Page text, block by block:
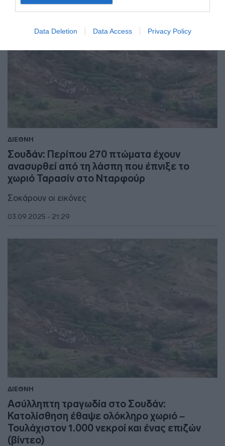
Data Deletion Data Access Privacy Policy
ΔΙΕΘΝΗ
Σουδάν: Περίπου 270 πτώματα έχουν
ανασυρθεί από τη λάσπη που έπνιξε το
χωριό Ταρασίν στο Νταρφούρ
Σοκάρουν οι εικόνες
03.09.2025 - 21:29
ΔΙΕΘΝΗ
Ασύλληπτη τραγωδία στο Σουδάν:
Κατολίσθηση έθαψε ολόκληρο χωριό –
Τουλάχιστον 1.000 νεκροί και ένας επιζών
(βίντεο)